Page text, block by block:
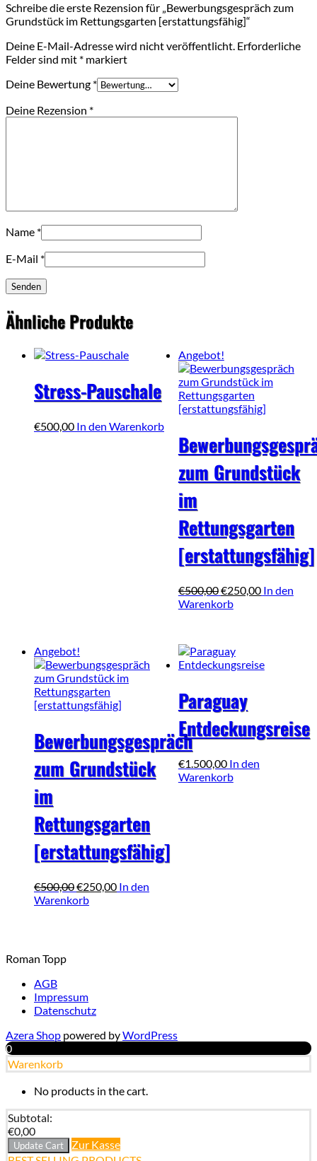
Schreibe die erste Rezension für „Bewerbungsgespräch zum
Grundstück im Rettungsgarten [erstattungsfähig]“
Deine E-Mail-Adresse wird nicht veröffentlicht. Erforderliche
Felder sind mit * markiert
Deine Bewertung *
Deine Rezension *
Name *
E-Mail *
Ähnliche Produkte
Stress-Pauschale
€500,00 In den Warenkorb
Angebot!
zum Grundstück
im
Rettungsgarten
[erstattungsfähig]
€500,00Ursprünglicher
Preis
€250,00Aktueller
In den
Warenkorb
Angebot!
Bewerbungsgespräch
zum Grundstück
im
Rettungsgarten
[erstattungsfähig]
€500,00Ursprünglicher
Preis
€250,00Aktueller
In den
Warenkorb
Paraguay
Entdeckungsreise
€1.500,00 In den
Warenkorb
Roman Topp
Secondary
Menu
AGB
Impressum
Datenschutz
Azera Shop powered byWordPress
0
Warenkorb
No products in the cart.
Subtotal:
€0,00
Update Cart
Zur Kasse